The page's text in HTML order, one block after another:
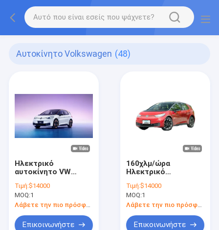
Αυτοκίνητο Volkswagen (48)
Ηλεκτρικό
αυτοκίνητο VW
Sedan τύπου Pure
Electric 170 ίππους
Τιμή:$14000
MOQ:1
Λάβετε την πιο πρόσφατη τιμή
Επικοινωνήστε
160χλμ/ώρα
Ηλεκτρικό
Volkswagen ID3 Για
βιώσιμη μεταφορά
Τιμή:$14000
MOQ:1
Επικοινωνήστε